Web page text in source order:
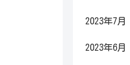
2023年7月
2023年6月